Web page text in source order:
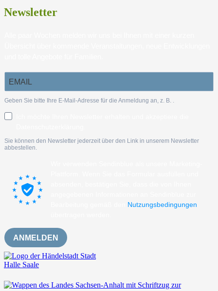
Newsletter
Geben Sie bitte Ihre E-Mail-Adresse für die Anmeldung an, z. B. .
Sie können den Newsletter jederzeit über den Link in unserem Newsletter
abbestellen.
Nutzungsbedingungen
ANMELDEN